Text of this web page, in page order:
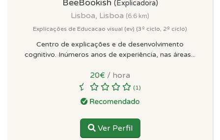
BeeBookish (Explicadora)
Lisboa, Lisboa (6.6 km)
Explicações de Educacao visual (ev) (3º ciclo, 2º ciclo)
Centro de explicações e de desenvolvimento
cognitivo. Inúmeros anos de experiência, nas áreas...
20€ / hora
(1)
Ver Perfil